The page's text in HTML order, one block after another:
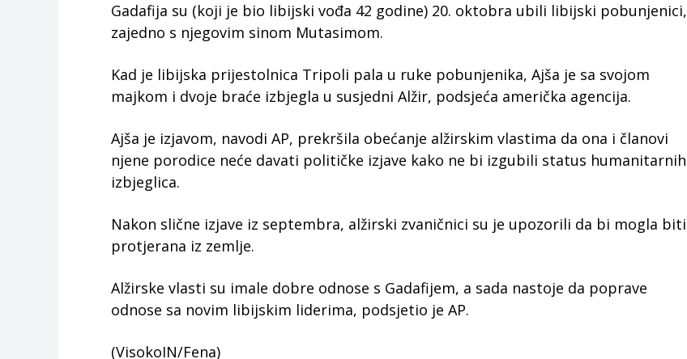
Gadafija su (koji je bio libijski vođa 42 godine) 20. oktobra ubili libijski pobunjenici,
zajedno s njegovim sinom Mutasimom.
Kad je libijska prijestolnica Tripoli pala u ruke pobunjenika, Ajša je sa svojom
majkom i dvoje braće izbjegla u susjedni Alžir, podsjeća američka agencija.
Ajša je izjavom, navodi AP, prekršila obećanje alžirskim vlastima da ona i članovi
njene porodice neće davati političke izjave kako ne bi izgubili status humanitarnih
izbjeglica.
Nakon slične izjave iz septembra, alžirski zvaničnici su je upozorili da bi mogla biti
protjerana iz zemlje.
Alžirske vlasti su imale dobre odnose s Gadafijem, a sada nastoje da poprave
odnose sa novim libijskim liderima, podsjetio je AP.
(VisokoIN/Fena)